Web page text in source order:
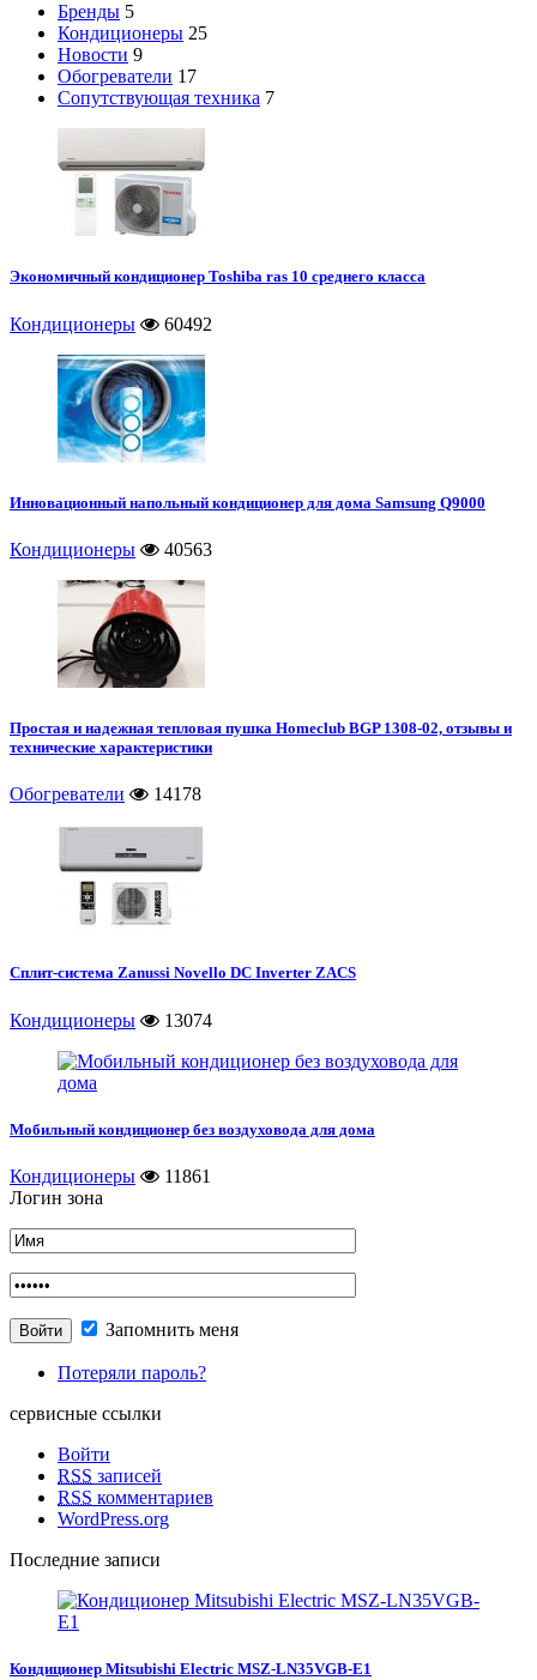
Бренды 5
Кондиционеры 25
Новости 9
Обогреватели 17
Сопутствующая техника 7
Экономичный кондиционер Toshiba ras 10 среднего класса
Кондиционеры 60492
Инновационный напольный кондиционер для дома Samsung Q9000
Кондиционеры 40563
Простая и надежная тепловая пушка Homeclub BGP 1308-02, отзывы и
технические характеристики
Обогреватели 14178
Сплит-система Zanussi Novello DC Inverter ZACS
Кондиционеры 13074
Мобильный кондиционер без воздуховода для дома
Кондиционеры
11861
Логин зона
Запомнить меня
Потеряли пароль?
сервисные ссылки
Войти
RSS записей
RSS комментариев
WordPress.org
Последние записи
Кондиционер Mitsubishi Electric MSZ-LN35VGB-E1